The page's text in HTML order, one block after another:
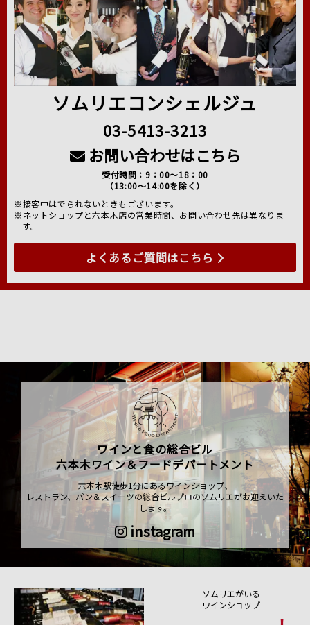
ソムリエコンシェルジュ
03-5413-3213
お問い合わせはこちら
受付時間：9：00～18：00
（13:00～14:00を除く）
※接客中はでられないときもございます。
※ネットショップと六本木店の営業時間、お問い合わせ先は異なりま
す。
よくあるご質問はこちら
ワインと食の総合ビル
六本木ワイン＆フードデパートメント
六本木駅徒歩1分にあるワインショップ、
レストラン、パン＆スイーツの総合ビルプロのソムリエがお迎えいた
します。
instagram
ソムリエがいる
ワインショップ